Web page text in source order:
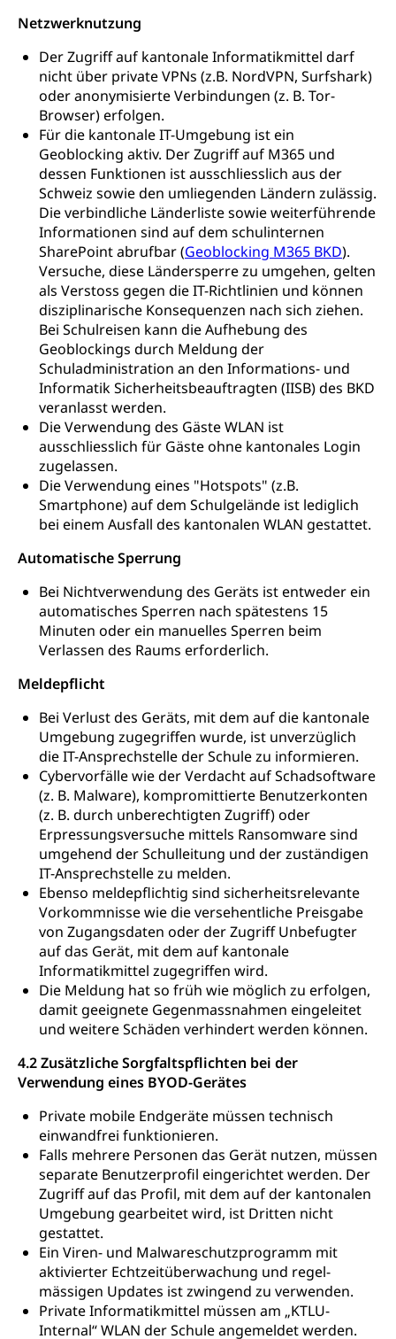
Netzwerknutzung
Der Zugriff auf kantonale Informatikmittel darf
nicht über private VPNs (z.B. NordVPN, Surfshark)
oder anonymisierte Verbindungen (z. B. Tor-
Browser) erfolgen.
Für die kantonale IT-Umgebung ist ein
Geoblocking aktiv. Der Zugriff auf M365 und
dessen Funktionen ist ausschliesslich aus der
Schweiz sowie den umliegenden Ländern zulässig.
Die verbindliche Länderliste sowie weiterführende
Informationen sind auf dem schulinternen
SharePoint abrufbar (Geoblocking M365 BKD).
Versuche, diese Ländersperre zu umgehen, gelten
als Verstoss gegen die IT-Richtlinien und können
disziplinarische Konsequenzen nach sich ziehen.
Bei Schulreisen kann die Aufhebung des
Geoblockings durch Meldung der
Schuladministration an den Informations- und
Informatik Sicherheitsbeauftragten (IISB) des BKD
veranlasst werden.
Die Verwendung des Gäste WLAN ist
ausschliesslich für Gäste ohne kantonales Login
zugelassen.
Die Verwendung eines "Hotspots" (z.B.
Smartphone) auf dem Schulgelände ist lediglich
bei einem Ausfall des kantonalen WLAN gestattet.
Automatische Sperrung
Bei Nichtverwendung des Geräts ist entweder ein
automatisches Sperren nach spätestens 15
Minuten oder ein manuelles Sperren beim
Verlassen des Raums erforderlich.
Meldepflicht
Bei Verlust des Geräts, mit dem auf die kantonale
Umgebung zugegriffen wurde, ist unverzüglich
die IT-Ansprechstelle der Schule zu informieren.
Cybervorfälle wie der Verdacht auf Schadsoftware
(z. B. Malware), kompromittierte Benutzerkonten
(z. B. durch unberechtigten Zugriff) oder
Erpressungsversuche mittels Ransomware sind
umgehend der Schulleitung und der zuständigen
IT-Ansprechstelle zu melden.
Ebenso meldepflichtig sind sicherheitsrelevante
Vorkommnisse wie die versehentliche Preisgabe
von Zugangsdaten oder der Zugriff Unbefugter
auf das Gerät, mit dem auf kantonale
Informatikmittel zugegriffen wird.
Die Meldung hat so früh wie möglich zu erfolgen,
damit geeignete Gegenmassnahmen eingeleitet
und weitere Schäden verhindert werden können.
4.2 Zusätzliche Sorgfaltspflichten bei der
Verwendung eines BYOD-Gerätes
Private mobile Endgeräte müssen technisch
einwandfrei funktionieren.
Falls mehrere Personen das Gerät nutzen, müssen
separate Benutzerprofil eingerichtet werden. Der
Zugriff auf das Profil, mit dem auf der kantonalen
Umgebung gearbeitet wird, ist Dritten nicht
gestattet.
Ein Viren- und Malwareschutzprogramm mit
aktivierter Echtzeitüberwachung und regel-
mässigen Updates ist zwingend zu verwenden.
Private Informatikmittel müssen am „KTLU-
Internal“ WLAN der Schule angemeldet werden.